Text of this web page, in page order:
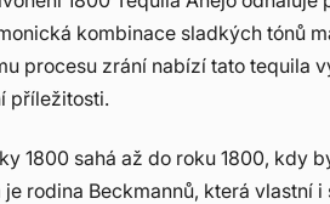
kombinace sladkých tónů
procesu zrání nabízí tato tequila
příležitosti.
1800 sahá až do roku 1800, kdy
je rodina Beckmannů, která vlastní